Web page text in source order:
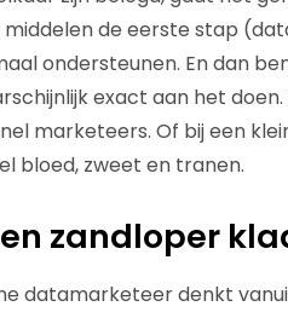
middelen de eerste stap
ondersteunen. En dan
exact aan het
marketeers. Of bij een
bloed, zweet en tranen.
zandloper
datamarketeer denkt